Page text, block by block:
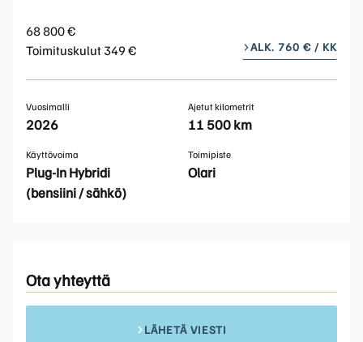
68 800 €
Toimituskulut 349 €
ALK. 760 € / KK
Vuosimalli
2026
Ajetut kilometrit
11 500 km
Käyttövoima
Plug-In Hybridi
(bensiini / sähkö)
Toimipiste
Olari
Ota yhteyttä
LÄHETÄ VIESTI